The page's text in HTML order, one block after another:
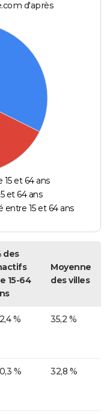
d'après
et 64 ans
et 64 ans
entre 15 et 64 ans
des
15-64
Moyenne
des villes
% 35,2 %
% 32,8 %